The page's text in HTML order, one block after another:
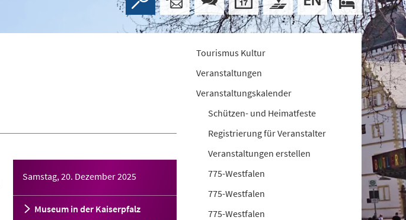
Samstag, 20. Dezember 2025
Museum in der Kaiserpfalz
Tourismus Kultur
Veranstaltungen
Veranstaltungskalender
Schützen- und Heimatfeste
Registrierung für Veranstalter
Veranstaltungen erstellen
775-Westfalen
775-Westfalen
775-Westfalen